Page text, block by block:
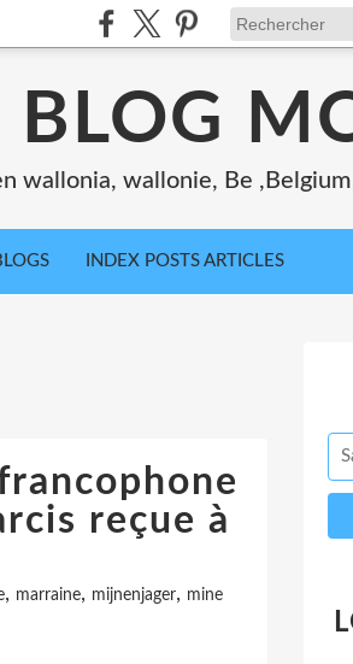
BLOG
wallonia, wallonie, Be
INDEX POSTS ARTICLES
reçue à
, marraine, mijnenjager, mine